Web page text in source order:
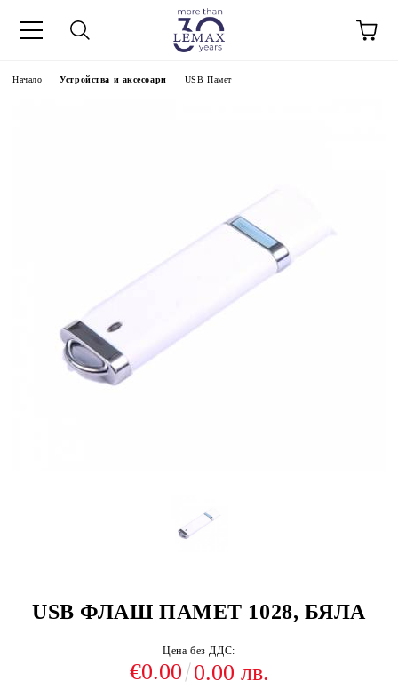
Начало Устройства и аксесоари USB Памет
USB ФЛАШ ПАМЕТ 1028, БЯЛА
Цена без ДДС:
€0.00 0.00 лв.